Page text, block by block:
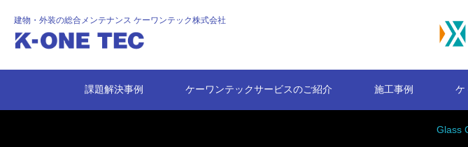
建物・外装の総合メンテナンス ケーワンテック株式会社
課題解決事例 ケーワンテックサービスのご紹介 施工事例 ケ
Glass